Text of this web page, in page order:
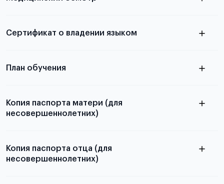
Для примеров заполнения и пустых
Сертификат о владении языком
План обучения
Копия паспорта матери (для
несовершеннолетних)
Копия паспорта отца (для
несовершеннолетних)